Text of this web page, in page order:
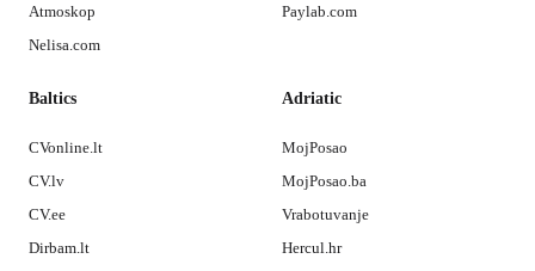
Atmoskop
Nelisa.com
Paylab.com
Baltics
CVonline.lt
CV.lv
CV.ee
Dirbam.lt
Adriatic
MojPosao
MojPosao.ba
Vrabotuvanje
Hercul.hr